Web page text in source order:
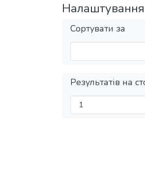
Налаштування
Сортувати за
Результатів на